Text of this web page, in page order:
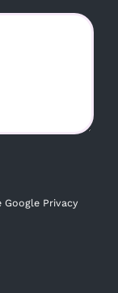
Google Privacy